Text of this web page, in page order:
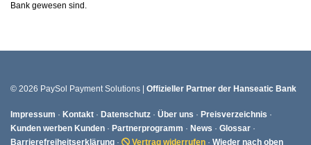
Bank gewesen sind.
© 2026 PaySol Payment Solutions | Offizieller Partner der Hanseatic Bank
Impressum · Kontakt · Datenschutz · Über uns · Preisverzeichnis ·
Kunden werben Kunden · Partnerprogramm · News · Glossar ·
Barrierefreiheitserklärung · Vertrag widerrufen · Wieder nach oben